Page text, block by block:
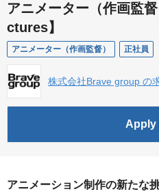
アニメーター（作画監
ctures】
アニメーター（作画監督） 正社員
株式会社Brave group の
Apply
アニメーション制作の新たな